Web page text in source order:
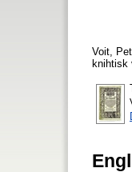
Voit,
knihtisk